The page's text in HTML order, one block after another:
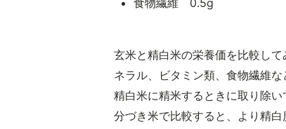
食物繊維 0.5g
玄米と精白米の栄養価を比較し
ネラル、ビタミン類、食物繊維
精白米に精米するときに取り除
分づき米で比較すると、より精